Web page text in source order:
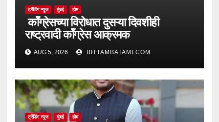
ट्रेंडिंग न्यूज मुंबई होम
काँग्रेसच्या विरोधात दुसऱ्या दिवशीही
राष्ट्रवादी काँग्रेस आक्रमक
AUG 5, 2026 BITTAMBATAMI.COM
ट्रेंडिंग न्यूज मुंबई होम